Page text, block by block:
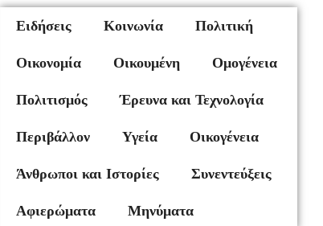
Ειδήσεις Κοινωνία Πολιτική
Οικονομία Οικουμένη Ομογένεια
Πολιτισμός Έρευνα και Τεχνολογία
Περιβάλλον Υγεία Οικογένεια
Άνθρωποι και Ιστορίες Συνεντεύξεις
Αφιερώματα Μηνύματα